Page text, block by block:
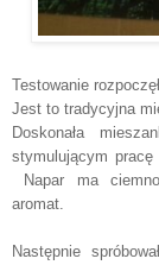
Testowanie
Jest to tradycyjna
Doskonała
stymulującym pracę
Napar ma
aromat.
Następnie